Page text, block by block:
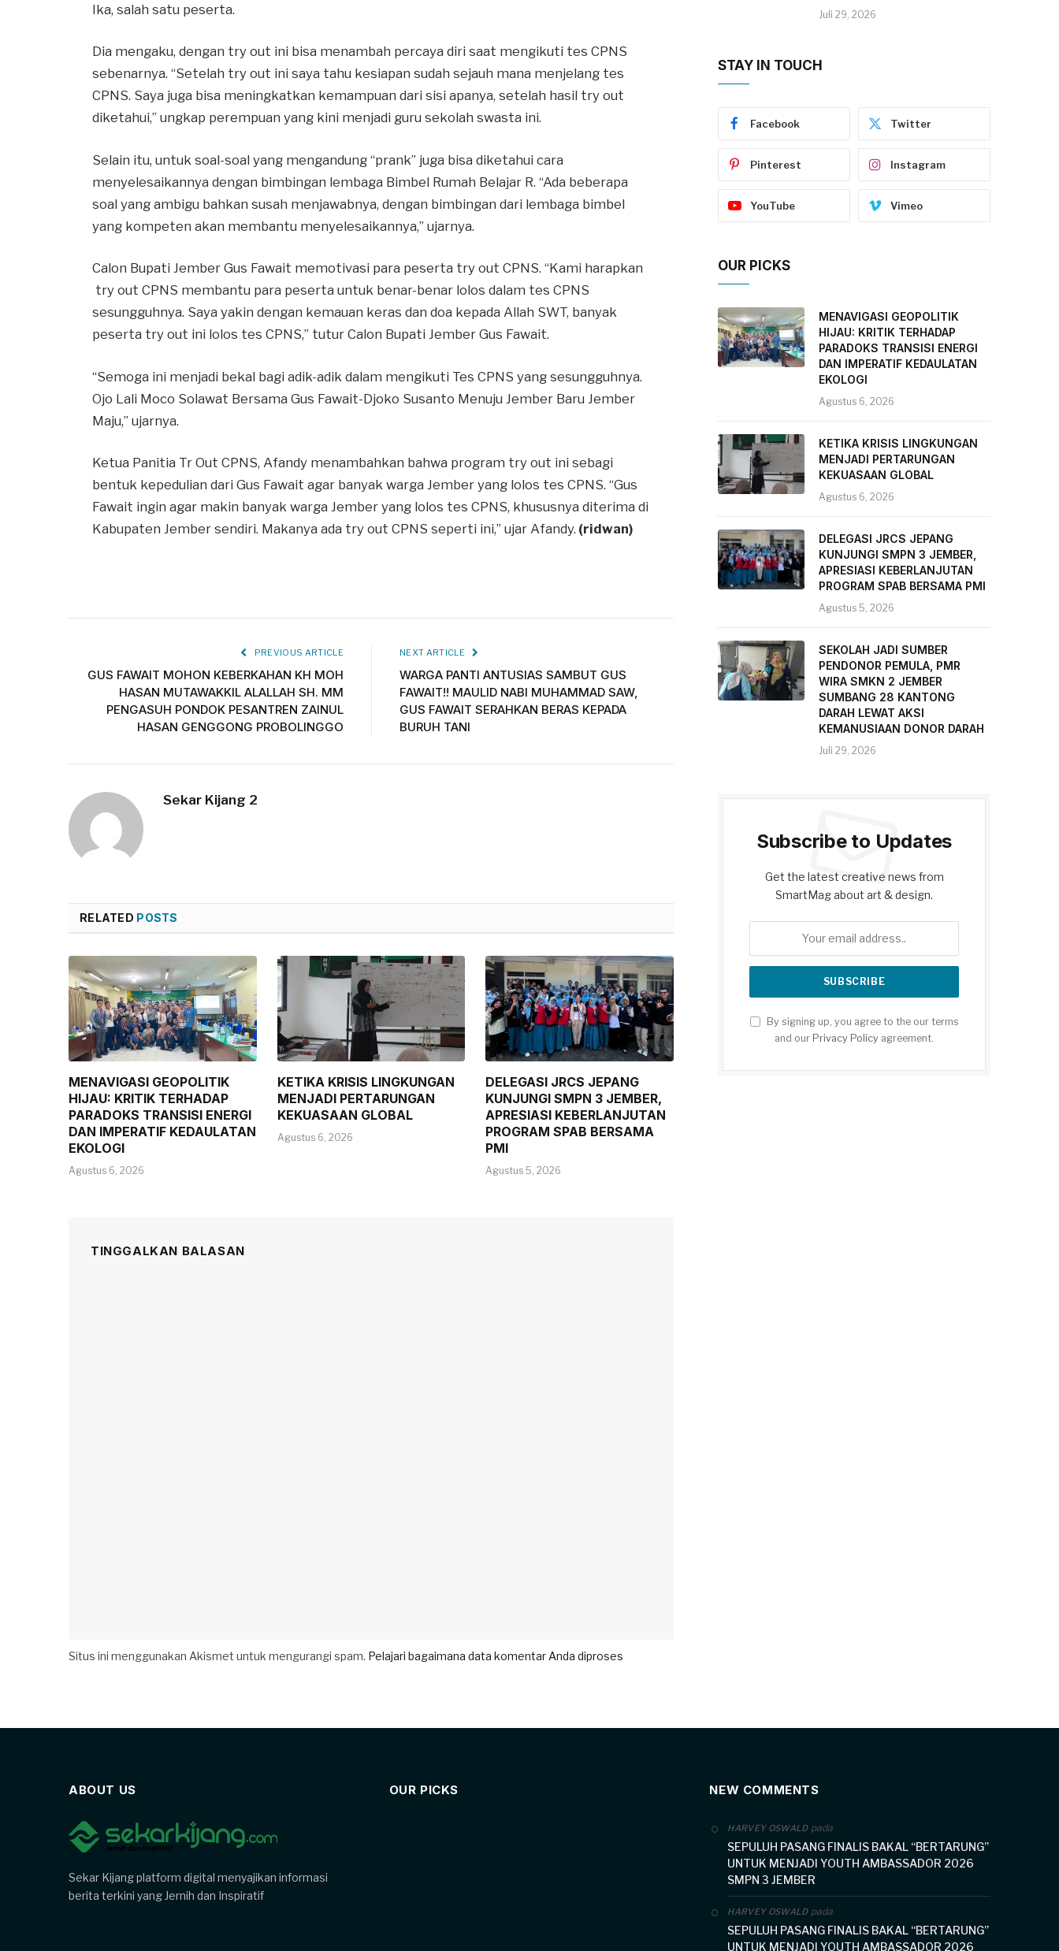
Ika, salah satu peserta.
Dia mengaku, dengan try out ini bisa menambah percaya diri saat mengikuti tes CPNS
sebenarnya. “Setelah try out ini saya tahu kesiapan sudah sejauh mana menjelang tes
CPNS. Saya juga bisa meningkatkan kemampuan dari sisi apanya, setelah hasil try out
diketahui,” ungkap perempuan yang kini menjadi guru sekolah swasta ini.
Selain itu, untuk soal-soal yang mengandung “prank” juga bisa diketahui cara
menyelesaikannya dengan bimbingan lembaga Bimbel Rumah Belajar R. “Ada beberapa
soal yang ambigu bahkan susah menjawabnya, dengan bimbingan dari lembaga bimbel
yang kompeten akan membantu menyelesaikannya,” ujarnya.
Calon Bupati Jember Gus Fawait memotivasi para peserta try out CPNS. “Kami harapkan
try out CPNS membantu para peserta untuk benar-benar lolos dalam tes CPNS
sesungguhnya. Saya yakin dengan kemauan keras dan doa kepada Allah SWT, banyak
peserta try out ini lolos tes CPNS,” tutur Calon Bupati Jember Gus Fawait.
“Semoga ini menjadi bekal bagi adik-adik dalam mengikuti Tes CPNS yang sesungguhnya.
Ojo Lali Moco Solawat Bersama Gus Fawait-Djoko Susanto Menuju Jember Baru Jember
Maju,” ujarnya.
Ketua Panitia Tr Out CPNS, Afandy menambahkan bahwa program try out ini sebagi
bentuk kepedulian dari Gus Fawait agar banyak warga Jember yang lolos tes CPNS. “Gus
Fawait ingin agar makin banyak warga Jember yang lolos tes CPNS, khususnya diterima di
Kabupaten Jember sendiri. Makanya ada try out CPNS seperti ini,” ujar Afandy. (ridwan)
PREVIOUS ARTICLE
GUS FAWAIT MOHON KEBERKAHAN KH MOH
HASAN MUTAWAKKIL ALALLAH SH. MM
PENGASUH PONDOK PESANTREN ZAINUL
HASAN GENGGONG PROBOLINGGO
NEXT ARTICLE
WARGA PANTI ANTUSIAS SAMBUT GUS
FAWAIT!! MAULID NABI MUHAMMAD SAW,
GUS FAWAIT SERAHKAN BERAS KEPADA
BURUH TANI
Sekar Kijang 2
RELATED POSTS
MENAVIGASI GEOPOLITIK
HIJAU: KRITIK TERHADAP
PARADOKS TRANSISI ENERGI
DAN IMPERATIF KEDAULATAN
EKOLOGI
Agustus 6, 2026
KETIKA KRISIS LINGKUNGAN
MENJADI PERTARUNGAN
KEKUASAAN GLOBAL
Agustus 6, 2026
DELEGASI JRCS JEPANG
KUNJUNGI SMPN 3 JEMBER,
APRESIASI KEBERLANJUTAN
PROGRAM SPAB BERSAMA
PMI
Agustus 5, 2026
TINGGALKAN BALASAN
Situs ini menggunakan Akismet untuk mengurangi spam. Pelajari bagaimana data komentar Anda diproses
Juli 29, 2026
STAY IN TOUCH
Facebook Twitter
Pinterest Instagram
YouTube Vimeo
OUR PICKS
MENAVIGASI GEOPOLITIK
HIJAU: KRITIK TERHADAP
PARADOKS TRANSISI ENERGI
DAN IMPERATIF KEDAULATAN
EKOLOGI
Agustus 6, 2026
KETIKA KRISIS LINGKUNGAN
MENJADI PERTARUNGAN
KEKUASAAN GLOBAL
Agustus 6, 2026
DELEGASI JRCS JEPANG
KUNJUNGI SMPN 3 JEMBER,
APRESIASI KEBERLANJUTAN
PROGRAM SPAB BERSAMA PMI
Agustus 5, 2026
SEKOLAH JADI SUMBER
PENDONOR PEMULA, PMR
WIRA SMKN 2 JEMBER
SUMBANG 28 KANTONG
DARAH LEWAT AKSI
KEMANUSIAAN DONOR DARAH
Juli 29, 2026
Subscribe to Updates
Get the latest creative news from
SmartMag about art & design.
By signing up, you agree to the our terms
and our Privacy Policy agreement.
ABOUT US
Sekar Kijang platform digital menyajikan informasi
berita terkini yang Jernih dan Inspiratif
OUR PICKS NEW COMMENTS
HARVEY OSWALDpada
SEPULUH PASANG FINALIS BAKAL “BERTARUNG”
UNTUK MENJADI YOUTH AMBASSADOR 2026
SMPN 3 JEMBER
HARVEY OSWALDpada
SEPULUH PASANG FINALIS BAKAL “BERTARUNG”
UNTUK MENJADI YOUTH AMBASSADOR 2026